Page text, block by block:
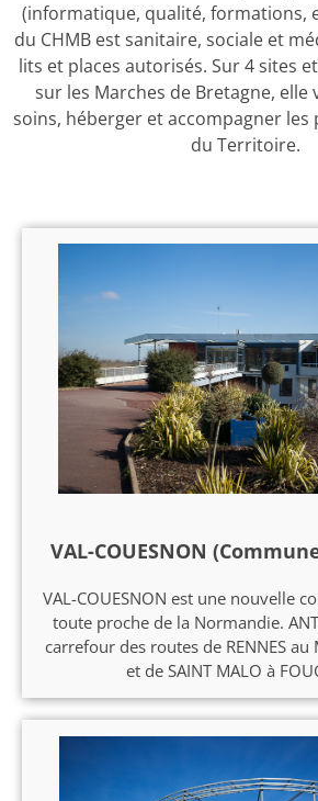
(informatique, qualité, formations,
du CHMB est sanitaire, sociale et
lits et places autorisés. Sur 4 sites
sur les Marches de Bretagne, elle
soins, héberger et accompagner
du Territoire.
VAL-COUESNON
VAL-COUESNON est une nouvelle
toute proche de la Normandie.
carrefour des routes de RENNES au
et de SAINT MALO à